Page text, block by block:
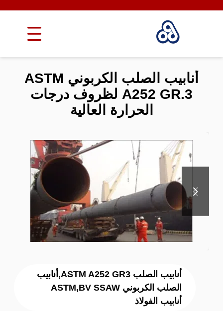
أنابيب الصلب ASTM A252 GR3,أنابيب
الصلب الكربوني ASTM,BV SSAW
أنابيب الفولاذ
أنابيب الصلب الكربوني ASTM
A252 GR.3 لظروف درجات
الحرارة العالية